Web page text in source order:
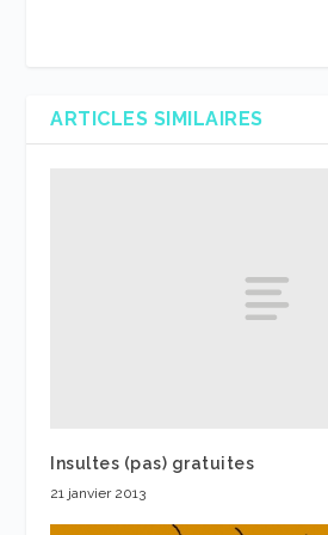
ARTICLES SIMILAIRES
Insultes (pas) gratuites
21 janvier 2013